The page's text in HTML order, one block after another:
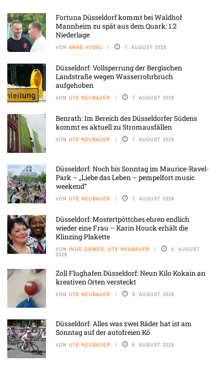
Fortuna Düsseldorf kommt bei Waldhof
Mannheim zu spät aus dem Quark: 1:2
Niederlage
VON ANNE VOGEL 7. AUGUST 2026
Düsseldorf: Vollsperrung der Bergischen
Landstraße wegen Wasserrohrbruch
aufgehoben
VON UTE NEUBAUER 7. AUGUST 2026
Benrath: Im Bereich des Düsseldorfer Südens
kommt es aktuell zu Stromausfällen
VON UTE NEUBAUER 7. AUGUST 2026
Düsseldorf: Noch bis Sonntag im Maurice-Ravel-
Park – „Liebe das Leben – pempelfort music
weekend“
VON UTE NEUBAUER 7. AUGUST 2026
Düsseldorf: Mostertpöttches ehren endlich
wieder eine Frau – Karin Houck erhält die
Klinzing Plakette
VON INGO SIEMES, UTE NEUBAUER 6. AUGUST
2026
Zoll Flughafen Düsseldorf: Neun Kilo Kokain an
kreativen Orten versteckt
VON UTE NEUBAUER 6. AUGUST 2026
Düsseldorf: Alles was zwei Räder hat ist am
Sonntag auf der autofreien Kö
VON UTE NEUBAUER 6. AUGUST 2026